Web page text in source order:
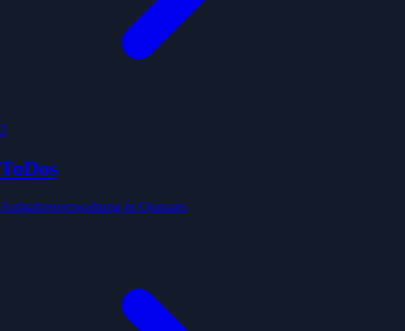
2
ToDos
Aufgabenverwaltung in Quasaro